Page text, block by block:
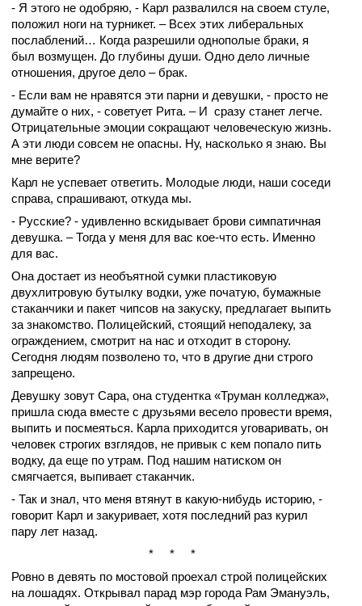
- Я этого не одобряю, - Карл развалился на своем стуле,
положил ноги на турникет. – Всех этих либеральных
послаблений… Когда разрешили однополые браки, я
был возмущен. До глубины души. Одно дело личные
отношения, другое дело – брак.
- Если вам не нравятся эти парни и девушки, - просто не
думайте о них, - советует Рита. – И сразу станет легче.
Отрицательные эмоции сокращают человеческую жизнь.
А эти люди совсем не опасны. Ну, насколько я знаю. Вы
мне верите?
Карл не успевает ответить. Молодые люди, наши соседи
справа, спрашивают, откуда мы.
- Русские? - удивленно вскидывает брови симпатичная
девушка. – Тогда у меня для вас кое-что есть. Именно
для вас.
Она достает из необъятной сумки пластиковую
двухлитровую бутылку водки, уже початую, бумажные
стаканчики и пакет чипсов на закуску, предлагает выпить
за знакомство. Полицейский, стоящий неподалеку, за
ограждением, смотрит на нас и отходит в сторону.
Сегодня людям позволено то, что в другие дни строго
запрещено.
Девушку зовут Сара, она студентка «Труман колледжа»,
пришла сюда вместе с друзьями весело провести время,
выпить и посмеяться. Карла приходится уговаривать, он
человек строгих взглядов, не привык с кем попало пить
водку, да еще по утрам. Под нашим натиском он
смягчается, выпивает стаканчик.
- Так и знал, что меня втянут в какую-нибудь историю, -
говорит Карл и закуривает, хотя последний раз курил
пару лет назад.
* * *
Ровно в девять по мостовой проехал строй полицейских
на лошадях. Открывал парад мэр города Рам Эмануэль,